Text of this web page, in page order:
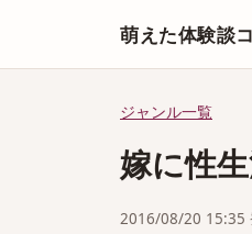
萌えた体験談
ジャンル一覧
嫁に性
2016/08/20 15:35